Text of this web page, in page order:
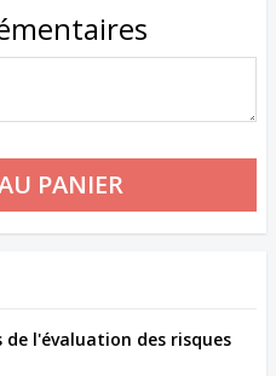
l'évaluation des risques